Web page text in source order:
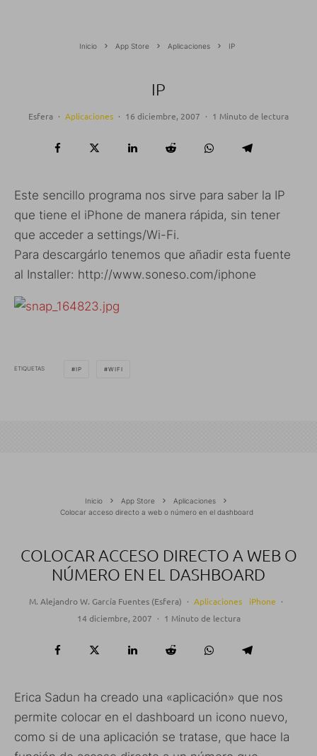
Inicio App Store Aplicaciones IP
IP
Esfera · Aplicaciones · 16 diciembre, 2007 · 1 Minuto de lectura
Este sencillo programa nos sirve para saber la IP
que tiene el iPhone de manera rápida, sin tener
que acceder a settings/Wi-Fi.
Para descargárlo tenemos que añadir esta fuente
al Installer: http://www.soneso.com/iphone
ETIQUETAS IP WIFI
Inicio App Store
Aplicaciones
Colocar acceso directo a web o número en el dashboard
COLOCAR ACCESO DIRECTO A WEB O
NÚMERO EN EL DASHBOARD
M. Alejandro W. García Fuentes (Esfera) · Aplicaciones iPhone ·
14 diciembre, 2007 · 1 Minuto de lectura
Erica Sadun ha creado una «aplicación» que nos
permite colocar en el dashboard un icono nuevo,
como si de una aplicación se tratase, que hace la